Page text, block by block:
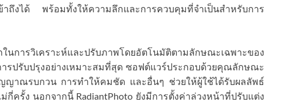
ถึงได้ พร้อมทั้งให้ความลึกและการควบคุมที่จำเป็นสำหรับการ
นการวิเคราะห์และปรับภาพโดยอัตโนมัติตามลักษณะเฉพาะของ
รปรับปรุงอย่างเหมาะสมที่สุด ซอฟต์แวร์ประกอบด้วยคุณลักษณะ
ญาณรบกวน การทำให้คมชัด และอื่นๆ ช่วยให้ผู้ใช้ได้รับผลลัพธ์
ครั้ง นอกจากนี้ RadiantPhoto ยังมีการตั้งค่าล่วงหน้าที่ปรับแต่ง